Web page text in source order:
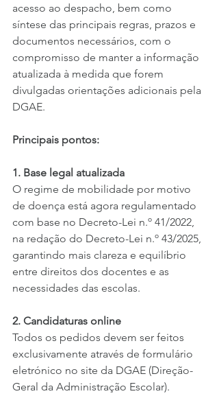
acesso ao despacho, bem como
síntese das principais regras, prazos e
documentos necessários, com o
compromisso de manter a informação
atualizada à medida que forem
divulgadas orientações adicionais pela
DGAE.
Principais pontos:
1. Base legal atualizada
O regime de mobilidade por motivo
de doença está agora regulamentado
com base no Decreto-Lei n.º 41/2022,
na redação do Decreto-Lei n.º 43/2025,
garantindo mais clareza e equilíbrio
entre direitos dos docentes e as
necessidades das escolas.
2. Candidaturas online
Todos os pedidos devem ser feitos
exclusivamente através de formulário
eletrónico no site da DGAE (Direção-
Geral da Administração Escolar).